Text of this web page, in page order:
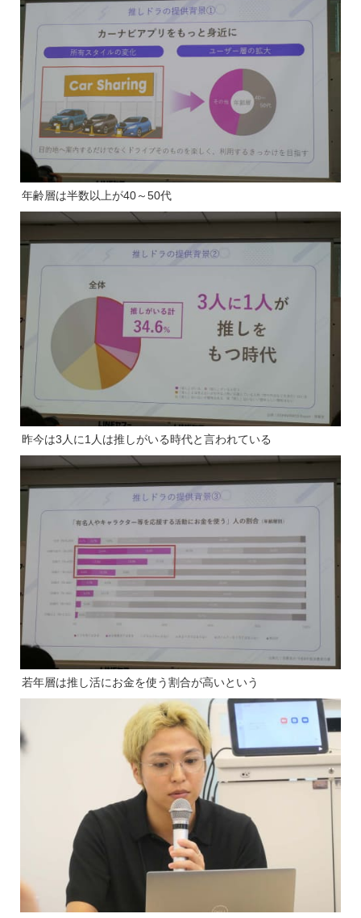
年齢層は半数以上が40～50代
昨今は3人に1人は推しがいる時代と言われている
若年層は推し活にお金を使う割合が高いという